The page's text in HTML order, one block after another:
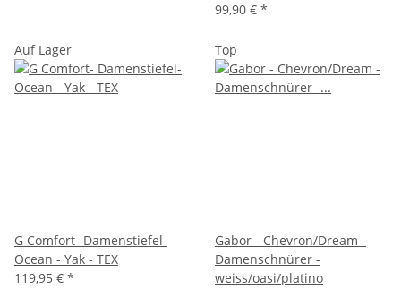
99,90 € *
Auf Lager
G Comfort- Damenstiefel-
Ocean - Yak - TEX
119,95 € *
Top
Gabor - Chevron/Dream -
Damenschnürer -
weiss/oasi/platino